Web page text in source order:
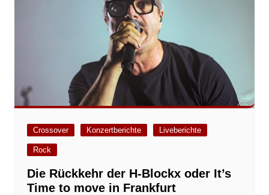
Crossover Konzertberichte Liveberichte
Rock
Die Rückkehr der H-Blockx oder It’s
Time to move in Frankfurt